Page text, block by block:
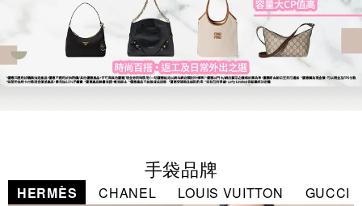
手袋品牌
HERMÈS CHANEL LOUIS VUITTON GUCCI